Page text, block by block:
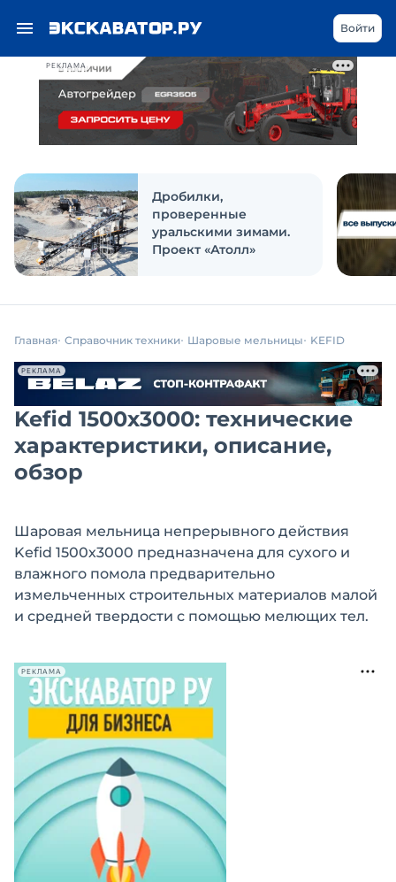
РЕКЛАМА
Войти
Дробилки,
проверенные
уральскими зимами.
Проект «Атолл»
Главная Справочник техники Шаровые мельницы KEFID
РЕКЛАМА
Kefid 1500х3000: технические
характеристики, описание,
обзор
Шаровая мельница непрерывного действия
Kefid 1500х3000 предназначена для сухого и
влажного помола предварительно
измельченных строительных материалов малой
и средней твердости с помощью мелющих тел.
РЕКЛАМА